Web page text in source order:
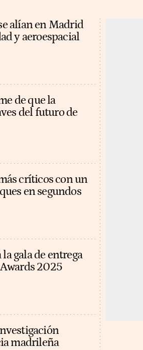
alían en Madrid
y aeroespacial
de que la
del futuro de
críticos con un
en segundos
gala de entrega
2025
madrileña